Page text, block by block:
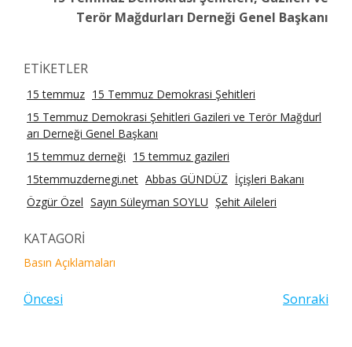
Terör Mağdurları Derneği Genel Başkanı
ETİKETLER
15 temmuz 15 Temmuz Demokrasi Şehitleri
15 Temmuz Demokrasi Şehitleri Gazileri ve Terör Mağdurl
arı Derneği Genel Başkanı
15 temmuz derneği 15 temmuz gazileri
15temmuzdernegi.net Abbas GÜNDÜZ İçişleri Bakanı
Özgür Özel Sayın Süleyman SOYLU Şehit Aileleri
KATAGORİ
Basın Açıklamaları
Öncesi Sonraki